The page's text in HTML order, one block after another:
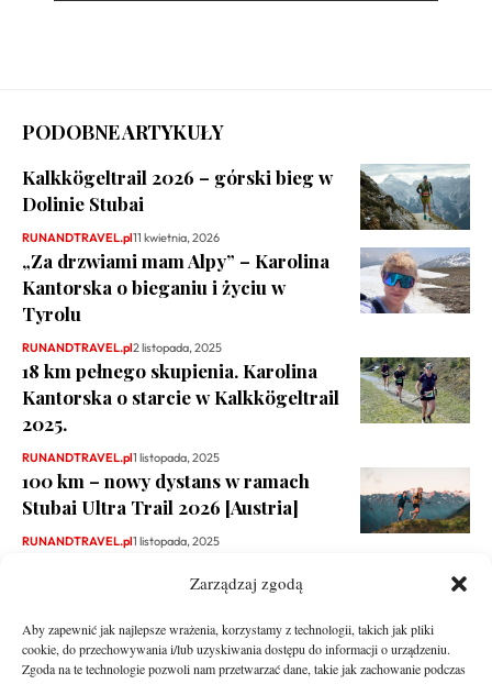
Zarządzaj zgodą
Aby zapewnić jak najlepsze wrażenia, korzystamy z technologii, takich jak pliki
cookie, do przechowywania i/lub uzyskiwania dostępu do informacji o urządzeniu.
Zgoda na te technologie pozwoli nam przetwarzać dane, takie jak zachowanie podczas
PODOBNE ARTYKUŁY
Kalkkögeltrail 2026 – górski bieg w
Dolinie Stubai
RUNANDTRAVEL.pl11 kwietnia, 2026
„Za drzwiami mam Alpy” – Karolina
Kantorska o bieganiu i życiu w
Tyrolu
RUNANDTRAVEL.pl2 listopada, 2025
18 km pełnego skupienia. Karolina
Kantorska o starcie w Kalkkögeltrail
2025.
RUNANDTRAVEL.pl1 listopada, 2025
100 km – nowy dystans w ramach
Stubai Ultra Trail 2026 [Austria]
RUNANDTRAVEL.pl1 listopada, 2025